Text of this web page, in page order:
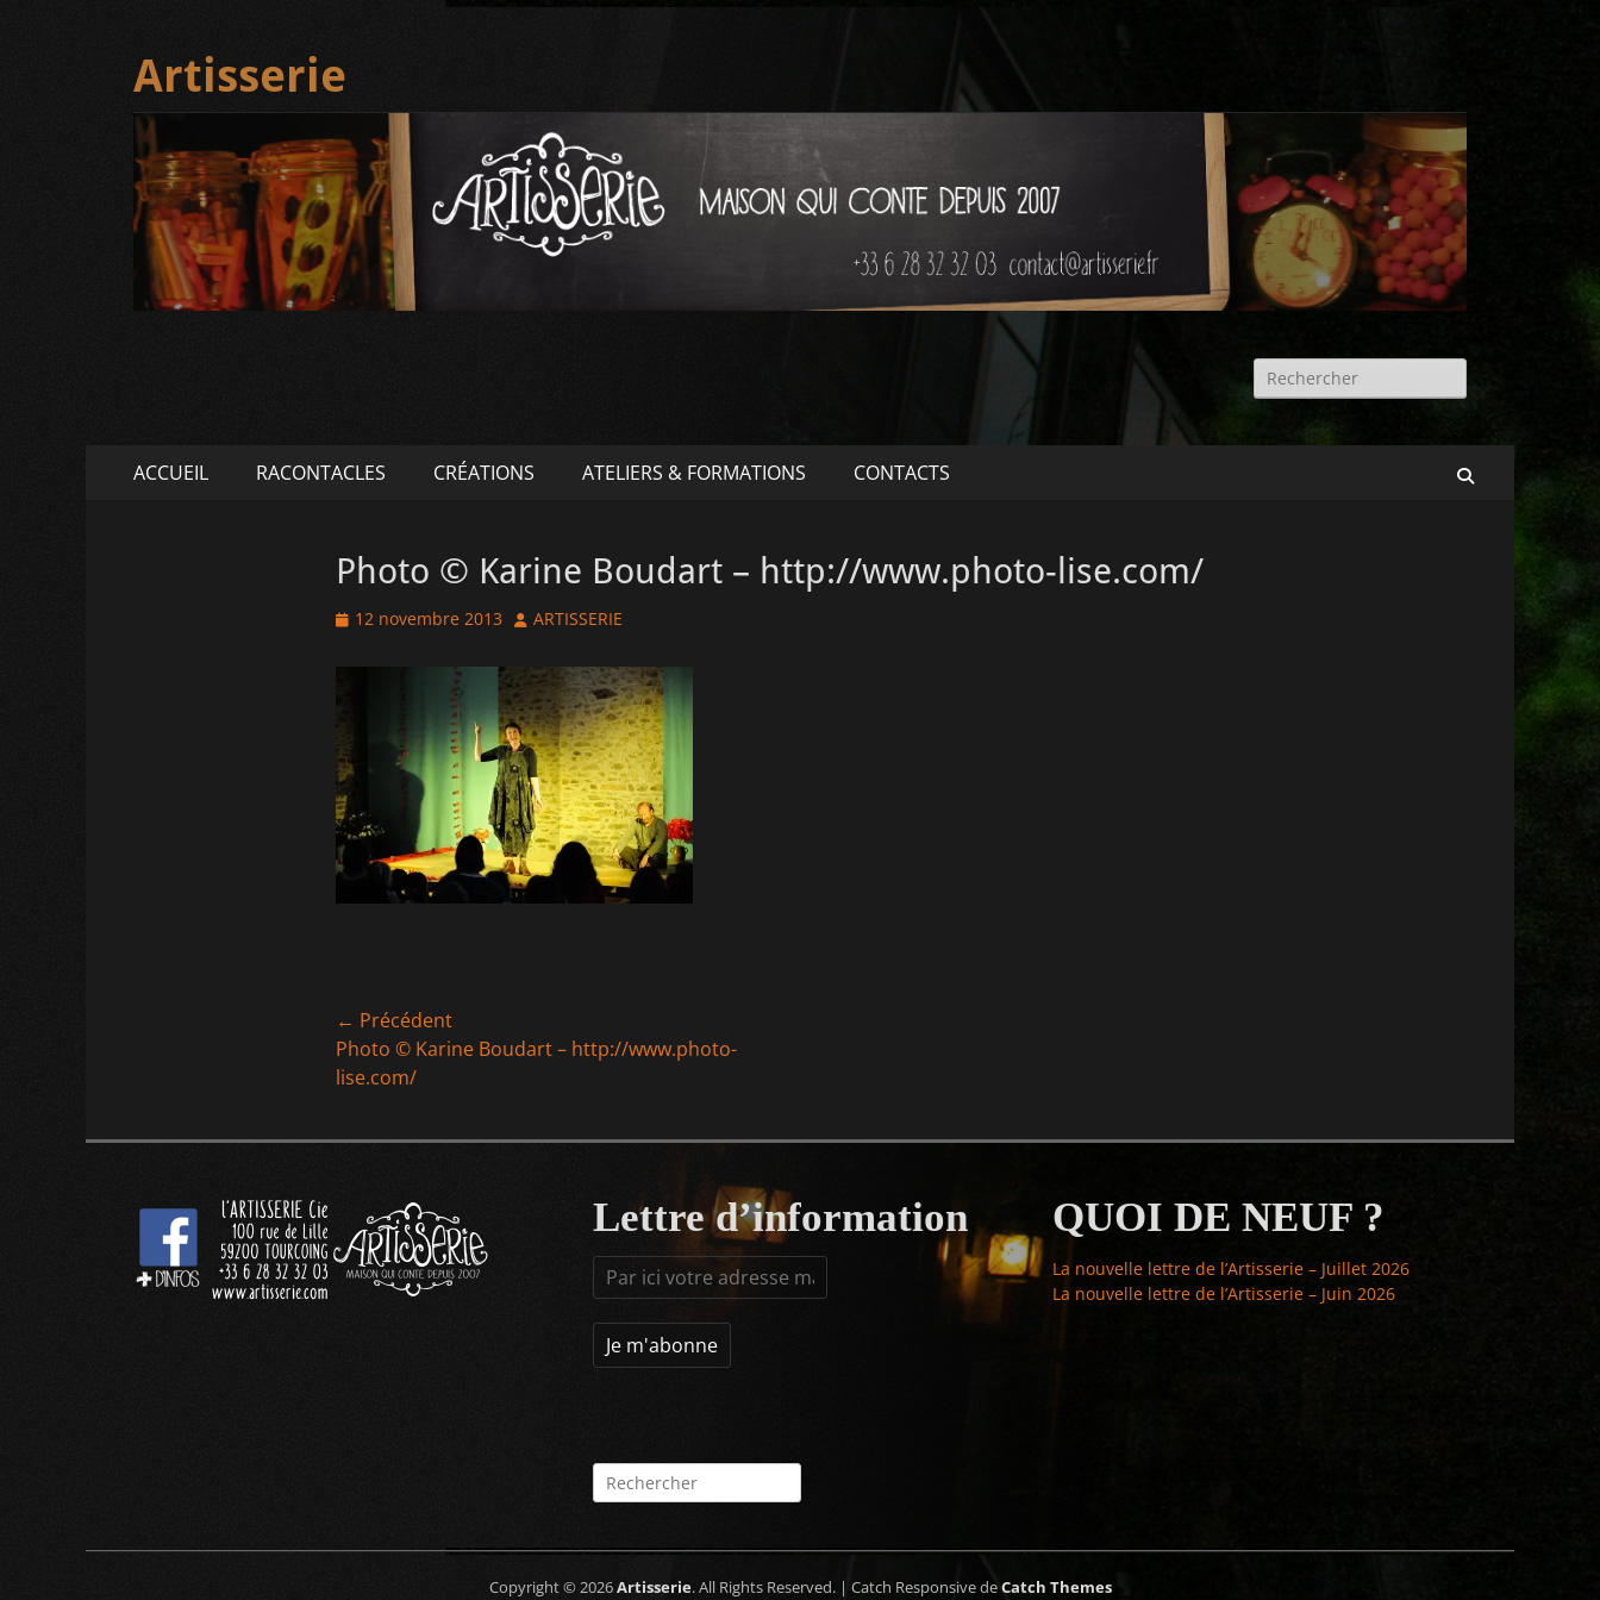
Artisserie
Rechercher :
Menu
ACCUEIL RACONTACLES CRÉATIONS ATELIERS & FORMATIONS CONTACTS
Photo © Karine Boudart – http://www.photo-lise.com/
Posted
12 novembre 2013 Author
ARTISSERIE
Navigation
de
← Précédent
Article
précédent :
Photo © Karine Boudart – http://www.photo-
lise.com/
Lettre d’information
Rechercher :
QUOI DE NEUF ?
La nouvelle lettre de l’Artisserie – Juillet 2026
La nouvelle lettre de l’Artisserie – Juin 2026
Copyright © 2026Artisserie. All Rights Reserved. | Catch Responsive deCatch Themes